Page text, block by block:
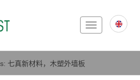
Toggle
navigation
七真新材料，木塑外墙板